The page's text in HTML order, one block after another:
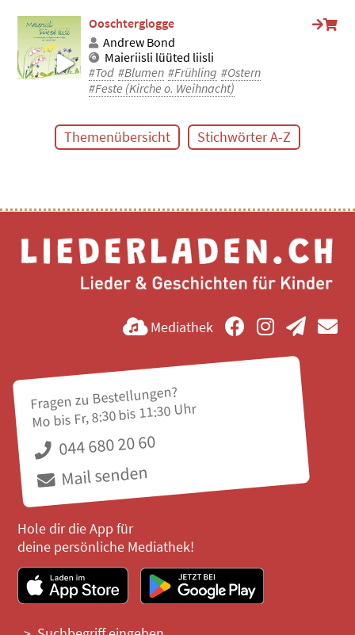
Ooschterglogge
Andrew Bond
Maieriisli lüüted liisli
#Tod #Blumen #Frühling #Ostern
#Feste (Kirche o. Weihnacht)
Themenübersicht Stichwörter A-Z
Mediathek
Fragen zu Bestellungen?
Mo bis Fr, 8:30 bis 11:30 Uhr
044 680 20 60
Mail senden
Hole dir die App für
deine persönliche Mediathek!